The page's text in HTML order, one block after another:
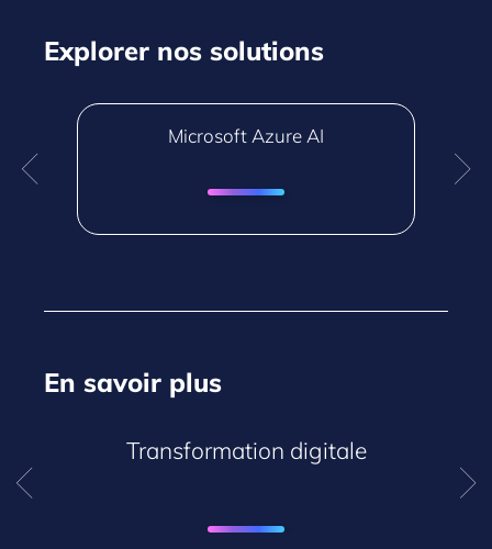
Explorer nos solutions
Microsoft Azure AI
En savoir plus
Transformation digitale